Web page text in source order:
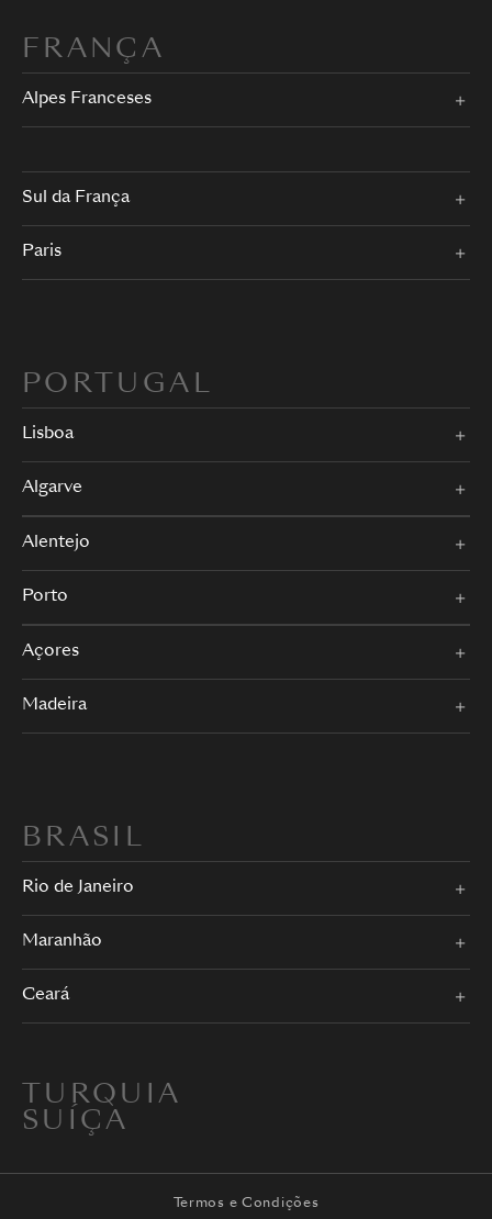
FRANÇA
Alpes Franceses
Sul da França
Paris
PORTUGAL
Lisboa
Algarve
Alentejo
Porto
Açores
Madeira
BRASIL
Rio de Janeiro
Maranhão
Ceará
TURQUIA
SUÍÇA
Termos e Condições